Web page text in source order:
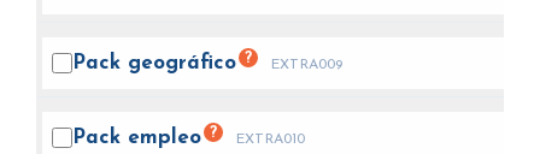
Pack geográfico ? EXTRA009
Pack empleo ? EXTRA010